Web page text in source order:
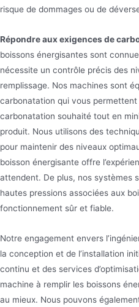
risque de dommages ou de
Répondre aux exigences de
boissons énergisantes sont
nécessite un contrôle précis des
remplissage. Nos machines sont
carbonatation qui vous permettent
carbonatation souhaité tout en
produit. Nous utilisons des
pour maintenir des niveaux
boisson énergisante offre
attendent. De plus, nos systèmes
hautes pressions associées aux
fonctionnement sûr et fiable.
Notre engagement envers
la conception et de l’installation
continu et des services
machine à remplir les boissons
au mieux. Nous pouvons